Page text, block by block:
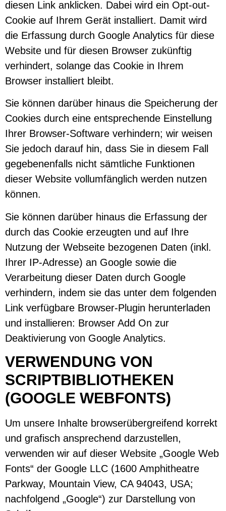
diesen Link anklicken. Dabei wird ein Opt-out-
Cookie auf Ihrem Gerät installiert. Damit wird
die Erfassung durch Google Analytics für diese
Website und für diesen Browser zukünftig
verhindert, solange das Cookie in Ihrem
Browser installiert bleibt.
Sie können darüber hinaus die Speicherung der
Cookies durch eine entsprechende Einstellung
Ihrer Browser-Software verhindern; wir weisen
Sie jedoch darauf hin, dass Sie in diesem Fall
gegebenenfalls nicht sämtliche Funktionen
dieser Website vollumfänglich werden nutzen
können.
Sie können darüber hinaus die Erfassung der
durch das Cookie erzeugten und auf Ihre
Nutzung der Webseite bezogenen Daten (inkl.
Ihrer IP-Adresse) an Google sowie die
Verarbeitung dieser Daten durch Google
verhindern, indem sie das unter dem folgenden
Link verfügbare Browser-Plugin herunterladen
und installieren: Browser Add On zur
Deaktivierung von Google Analytics.
VERWENDUNG VON
SCRIPTBIBLIOTHEKEN
(GOOGLE WEBFONTS)
Um unsere Inhalte browserübergreifend korrekt
und grafisch ansprechend darzustellen,
verwenden wir auf dieser Website „Google Web
Fonts“ der Google LLC (1600 Amphitheatre
Parkway, Mountain View, CA 94043, USA;
nachfolgend „Google“) zur Darstellung von